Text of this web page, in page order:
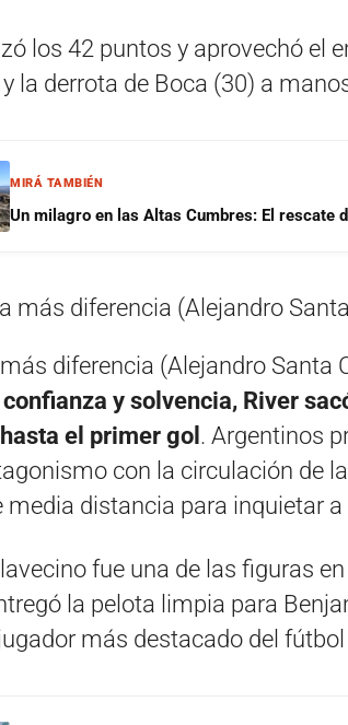
los 42 puntos y aprovechó el
la derrota de Boca (30) a
MIRÁ TAMBIÉN
Un milagro en las Altas Cumbres: El rescate
diferencia (Alejandro Santa
y solvencia, River
el primer gol . Argentinos
con la circulación de
media distancia para inquietar
fue una de las figuras
la pelota limpia para
más destacado del